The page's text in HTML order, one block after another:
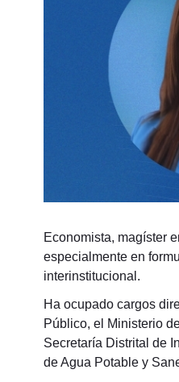
Economista, magíster
especialmente en
interinstitucional.
Ha ocupado cargos
Público, el Ministerio
Secretaría Distrital de
de Agua Potable y